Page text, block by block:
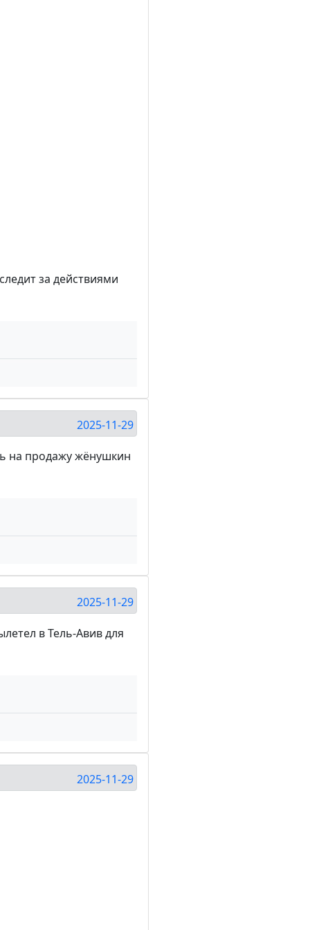
за действиями
2025-11-29
на продажу жёнушкин
2025-11-29
в Тель-Авив для
2025-11-29